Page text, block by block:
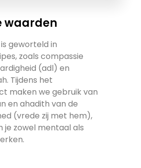
waarden
geworteld in
zoals compassie
(adl) en
Tijdens het
maken we gebruik van
en ahadith van de
(vrede zij met hem),
je zowel mentaal als